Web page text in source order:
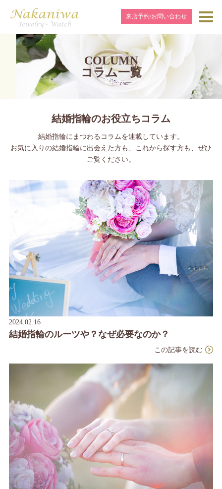
来店予約/お問い合わせ
COLUMN
コラム一覧
結婚指輪のお役立ちコラム
結婚指輪にまつわるコラムを連載しています。
お気に入りの結婚指輪に出会えた方も、これから探す方も、ぜひ
ご覧ください。
2024.02.16
結婚指輪のルーツや？なぜ必要なのか？
この記事を読む